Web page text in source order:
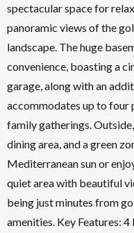
spectacular space for
panoramic views of the
landscape. The huge
convenience, boasting a
garage, along with an
accommodates up to
family gatherings.
dining area, and a green
Mediterranean sun or
quiet area with beautiful
being just minutes from
amenities. Key Features: